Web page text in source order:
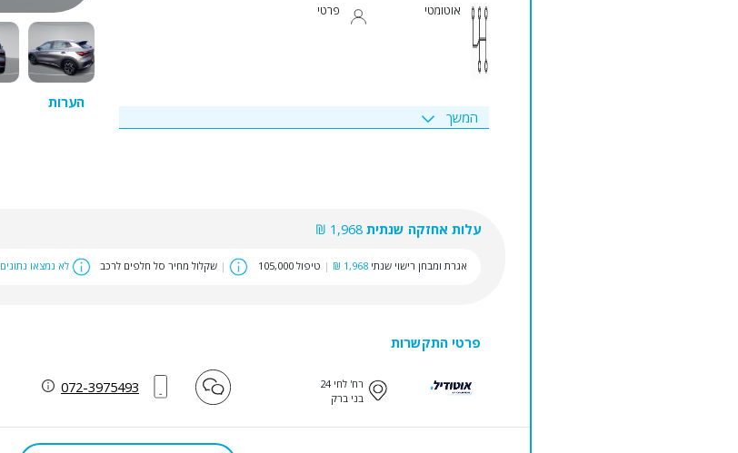
הערות
אוטומטי פרטי
המשך
עלות אחזקה שנתית 1,968 ₪
אגרת ומבחן רישוי שנתי 1,968 ₪
| טיפול 105,000 | שקלול מחיר סל חלפים לרכב לא נמצאו נתונים
פרטי התקשרות
רח' לחי 24
בני ברק
072-3975493